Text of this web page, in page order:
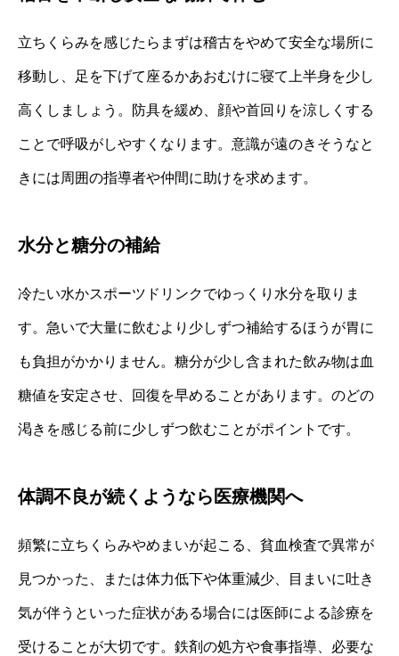
立ちくらみを感じたらまずは稽古をやめて安全な場所に
移動し、足を下げて座るかあおむけに寝て上半身を少し
高くしましょう。防具を緩め、顔や首回りを涼しくする
ことで呼吸がしやすくなります。意識が遠のきそうなと
きには周囲の指導者や仲間に助けを求めます。
水分と糖分の補給
冷たい水かスポーツドリンクでゆっくり水分を取りま
す。急いで大量に飲むより少しずつ補給するほうが胃に
も負担がかかりません。糖分が少し含まれた飲み物は血
糖値を安定させ、回復を早めることがあります。のどの
渇きを感じる前に少しずつ飲むことがポイントです。
体調不良が続くようなら医療機関へ
頻繁に立ちくらみやめまいが起こる、貧血検査で異常が
見つかった、または体力低下や体重減少、目まいに吐き
気が伴うといった症状がある場合には医師による診療を
受けることが大切です。鉄剤の処方や食事指導、必要な